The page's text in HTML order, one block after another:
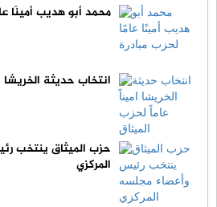
محمد أبو هديب أمينًا
انتخاب حديثة الخريشا
حزب الميثاق ينتخب
المركزي